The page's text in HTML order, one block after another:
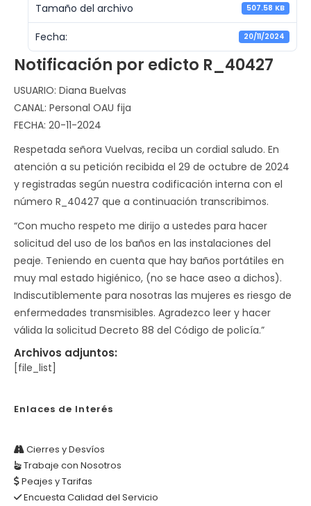
Tamaño del archivo 507.58 KB
Fecha: 20/11/2024
Notificación por edicto R_40427
USUARIO: Diana Buelvas
CANAL: Personal OAU fija
FECHA: 20-11-2024
Respetada señora Vuelvas, reciba un cordial saludo. En
atención a su petición recibida el 29 de octubre de 2024
y registradas según nuestra codificación interna con el
número R_40427 que a continuación transcribimos.
“Con mucho respeto me dirijo a ustedes para hacer
solicitud del uso de los baños en las instalaciones del
peaje. Teniendo en cuenta que hay baños portátiles en
muy mal estado higiénico, (no se hace aseo a dichos).
Indiscutiblemente para nosotras las mujeres es riesgo de
enfermedades transmisibles. Agradezco leer y hacer
válida la solicitud Decreto 88 del Código de policía.”
Archivos adjuntos:
[file_list]
Enlaces de Interés
Cierres y Desvíos
Trabaje con Nosotros
Peajes y Tarifas
Encuesta Calidad del Servicio